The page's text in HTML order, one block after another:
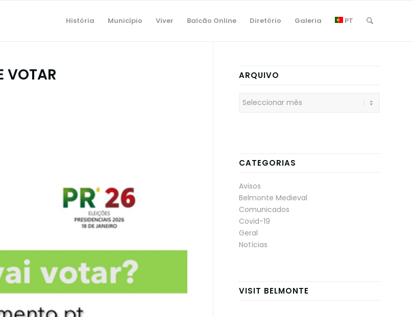
História Município Viver Balcão Online Diretório Galeria PT
VOTAR ARQUIVO
CATEGORIAS
Avisos
Belmonte Medieval
Comunicados
Covid-19
Geral
Notícias
VISIT BELMONTE